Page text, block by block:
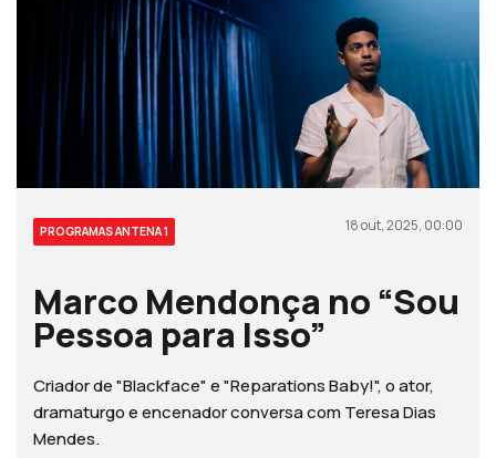
PROGRAMAS ANTENA 1 18 out, 2025, 00:00
Marco Mendonça no “Sou
Pessoa para Isso”
Criador de "Blackface" e "Reparations Baby!", o ator,
dramaturgo e encenador conversa com Teresa Dias
Mendes.